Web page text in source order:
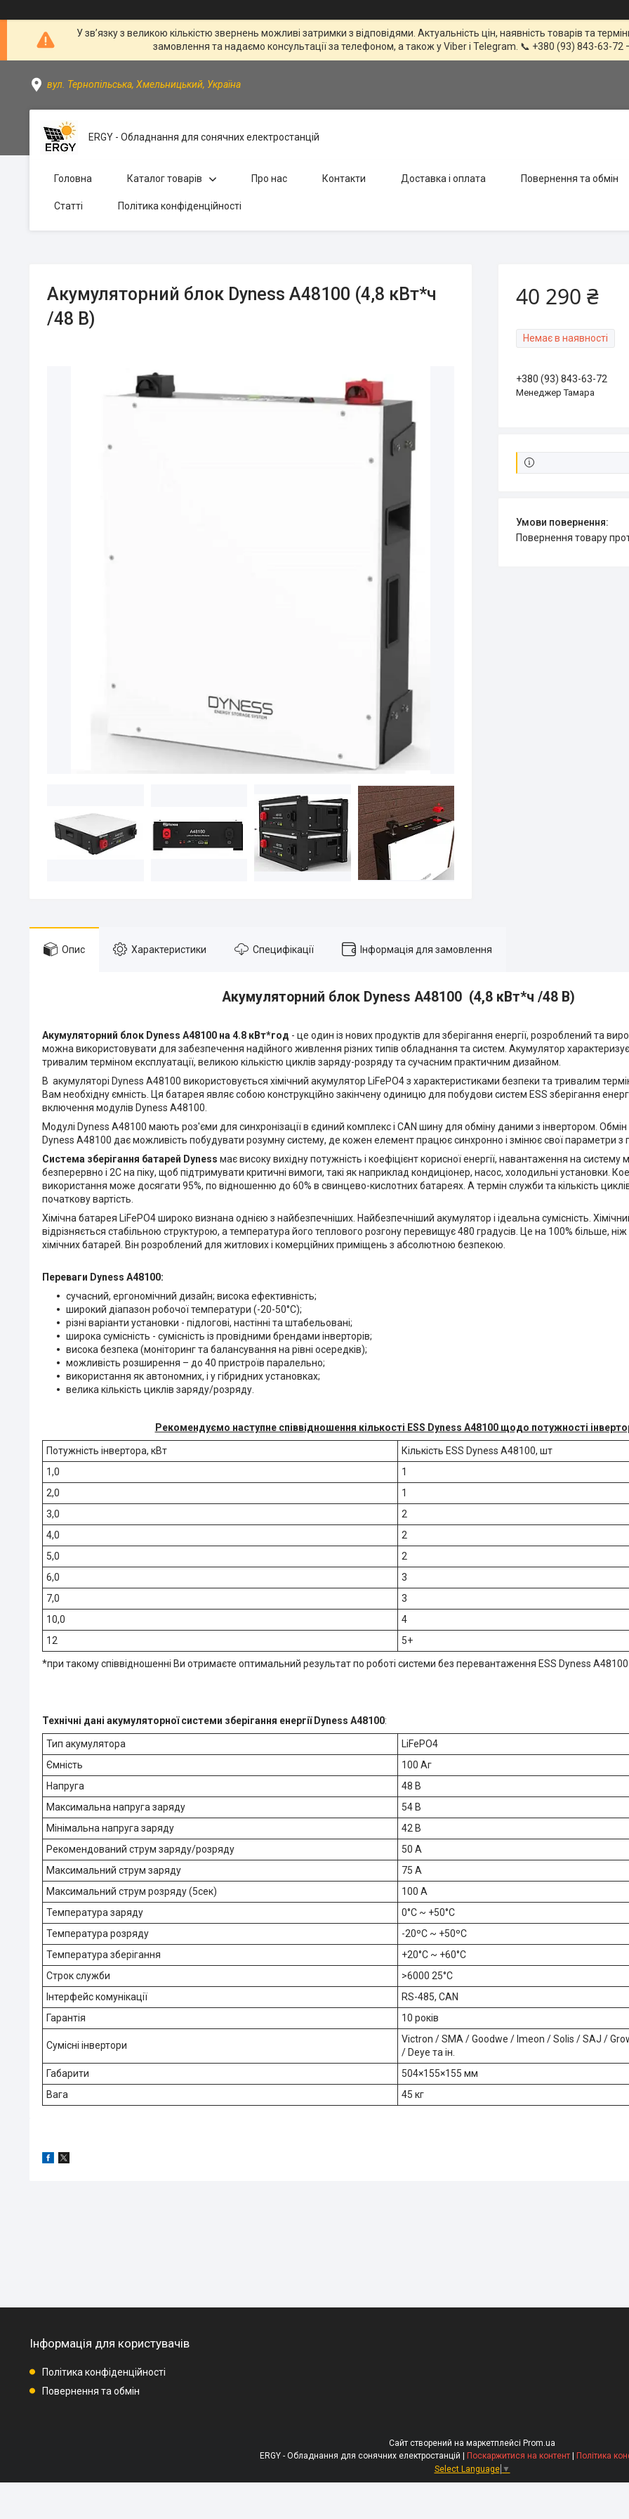
У зв’язку з великою кількістю звернень можливі затримки з відповідями. Актуальність цін, наявність товарів та
замовлення та надаємо консультації за телефоном, а також у Viber і Telegram. 📞 +380 (93) 843-63-
вул. Тернопільська, Хмельницький, Україна
ERGY - Обладнання для сонячних електростанцій
Головна Каталог товарів Про нас Контакти Доставка і оплата Повернення та обмін
Статті Політика конфіденційності
Акумуляторний блок Dyness A48100 (4,8 кВт*ч
/48 В)
40 290 ₴
Немає в наявності
+380 (93) 843-63-72
Менеджер Тамара
повернення товару
Опис Характеристики Специфікації Інформація для замовлення
Акумуляторний блок Dyness A48100 (4,8 кВт*ч /48 В)
Акумуляторний блок Dyness A48100 на 4.8 кВт*год - це один із нових продуктів для зберігання енергії, розроблений та
можна використовувати для забезпечення надійного живлення різних типів обладнання та систем. Акумулятор
тривалим терміном експлуатації, великою кількістю циклів заряду-розряду та сучасним практичним дизайном.
В акумуляторі Dyness A48100 використовується хімічний акумулятор LiFePO4 з характеристиками безпеки та тривалим
Вам необхідну ємність. Ця батарея являє собою конструкційно закінчену одиницю для побудови систем ESS зберігання
включення модулів Dyness A48100.
Модулі Dyness A48100 мають роз'єми для синхронізації в єдиний комплекс і CAN шину для обміну даними з інвертором.
Dyness A48100 дає можливість побудувати розумну систему, де кожен елемент працює синхронно і змінює свої параметри з
Система зберігання батарей Dyness має високу вихідну потужність і коефіцієнт корисної енергії, навантаження на
безперервно і 2С на піку, щоб підтримувати критичні вимоги, такі як наприклад кондиціонер, насос, холодильні установки.
використання може досягати 95%, по відношенню до 60% в свинцево-кислотних батареях. А термін служби та кількість
початкову вартість.
Хімічна батарея LiFePO4 широко визнана однією з найбезпечніших. Найбезпечніший акумулятор і ідеальна сумісність.
відрізняється стабільною структурою, а температура його теплового розгону перевищує 480 градусів. Це на 100% більше, ніж
хімічних батарей. Він розроблений для житлових і комерційних приміщень з абсолютною безпекою.
Переваги Dyness A48100:
сучасний, ергономічний дизайн; висока ефективність;
широкий діапазон робочої температури (-20-50°С);
різні варіанти установки - підлогові, настінні та штабельовані;
широка сумісність - сумісність із провідними брендами інверторів;
висока безпека (моніторинг та балансування на рівні осередків);
можливість розширення – до 40 пристроїв паралельно;
використання як автономних, і у гібридних установках;
велика кількість циклів заряду/розряду.
Рекомендуємо наступне співвідношення кількості ESS Dyness A48100 щодо потужності
Потужність інвертора, кВт
Кількість ESS Dyness A48100, шт
1,0
1
2,0
1
3,0
2
4,0
2
5,0
2
6,0
3
7,0
3
10,0
4
12
5+
*при такому співвідношенні Ви отримаєте оптимальний результат по роботі системи без перевантаження ESS Dyness A48100
Технічні дані акумуляторної системи зберігання енергії Dyness A48100:
Тип акумулятора
LiFePO4
Ємність
100 Аг
Напруга
48 В
Максимальна напруга заряду
54 В
Мінімальна напруга заряду
42 В
Рекомендований струм заряду/розряду
50 А
Максимальний струм заряду
75 А
Максимальний струм розряду (5сек)
100 А
Температура заряду
0°C ~ +50°C
Температура розряду
-20ºC ~ +50ºC
Температура зберігання
+20°C ~ +60°C
Строк служби
>6000 25°С
Інтерфейс комунікації
RS-485, CAN
Гарантія
10 років
Сумісні інвертори
Victron / SMA / Goodwe / Imeon / Solis / SAJ /
/ Deye та ін.
Габарити
504×155×155 мм
Вага
45 кг
Інформація для користувачів
Політика конфіденційності
Повернення та обмін
Сайт створений на маркетплейсі Prom.ua
Поскаржитися на контент
Політика
Select Language ▼